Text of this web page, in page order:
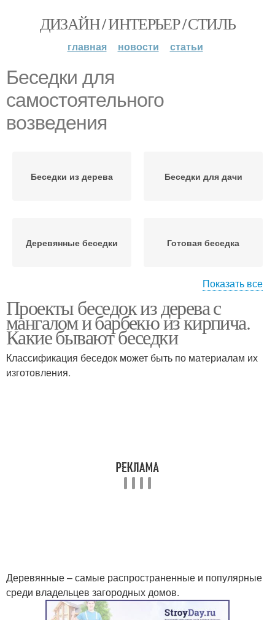
ДИЗАЙН / ИНТЕРЬЕР / СТИЛЬ
главная новости статьи
Беседки для
самостоятельного
возведения
Беседки из дерева Беседки для дачи
Деревянные беседки Готовая беседка
Барбекю в беседке
Показать все
Проекты беседок из дерева с
мангалом и барбекю из кирпича.
Какие бывают беседки
Классификация беседок может быть по материалам их
изготовления.
Деревянные – самые распространенные и популярные
среди владельцев загородных домов.